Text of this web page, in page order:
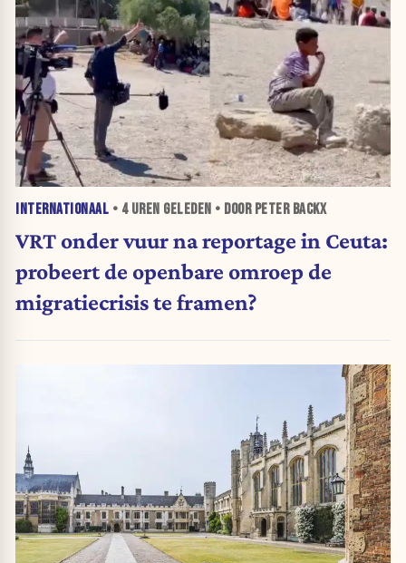
INTERNATIONAAL • 4 UREN GELEDEN • DOOR PETER BACKX
VRT onder vuur na reportage in Ceuta:
probeert de openbare omroep de
migratiecrisis te framen?